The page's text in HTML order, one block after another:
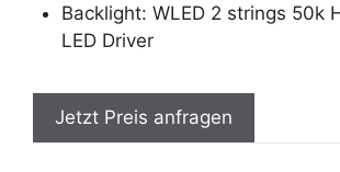
Backlight: WLED 2 strings 50k
LED Driver
Jetzt Preis anfragen